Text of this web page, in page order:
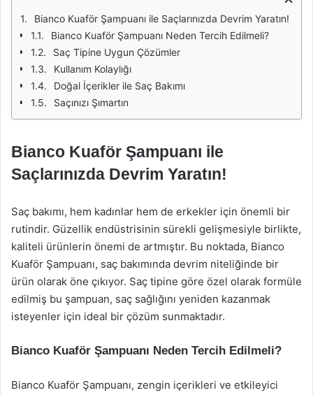
Bianco Kuaför Şampuanı ile Saçlarınızda Devrim Yaratın!
Bianco Kuaför Şampuanı Neden Tercih Edilmeli?
Saç Tipine Uygun Çözümler
Kullanım Kolaylığı
Doğal İçerikler ile Saç Bakımı
Saçınızı Şımartın
Bianco Kuaför Şampuanı ile
Saçlarınızda Devrim Yaratın!
Saç bakımı, hem kadınlar hem de erkekler için önemli bir
rutindir. Güzellik endüstrisinin sürekli gelişmesiyle birlikte,
kaliteli ürünlerin önemi de artmıştır. Bu noktada, Bianco
Kuaför Şampuanı, saç bakımında devrim niteliğinde bir
ürün olarak öne çıkıyor. Saç tipine göre özel olarak formüle
edilmiş bu şampuan, saç sağlığını yeniden kazanmak
isteyenler için ideal bir çözüm sunmaktadır.
Bianco Kuaför Şampuanı Neden Tercih Edilmeli?
Bianco Kuaför Şampuanı, zengin içerikleri ve etkileyici